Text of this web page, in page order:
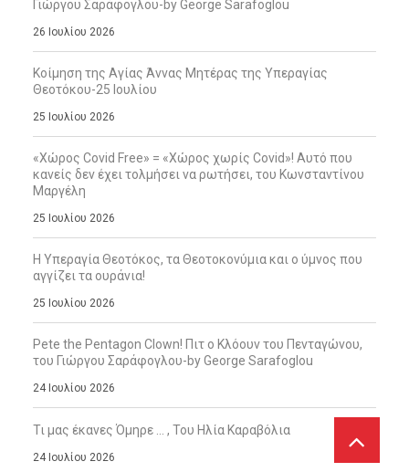
Γιώργου Σαράφογλου-by George Sarafoglou
26 Ιουλίου 2026
Κοίμηση της Αγίας Άννας Μητέρας της Υπεραγίας
Θεοτόκου-25 Ιουλίου
25 Ιουλίου 2026
«Χώρος Covid Free» = «Χώρος χωρίς Covid»! Αυτό που
κανείς δεν έχει τολμήσει να ρωτήσει, του Κωνσταντίνου
Μαργέλη
25 Ιουλίου 2026
Η Υπεραγία Θεοτόκος, τα Θεοτοκονύμια και ο ύμνος που
αγγίζει τα ουράνια!
25 Ιουλίου 2026
Pete the Pentagon Clown! Πιτ ο Κλόουν του Πενταγώνου,
του Γιώργου Σαράφογλου-by George Sarafoglou
24 Ιουλίου 2026
Τι μας έκανες Όμηρε … , Του Ηλία Καραβόλια
24 Ιουλίου 2026